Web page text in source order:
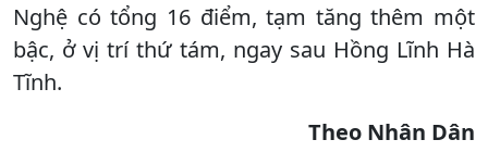
Nghệ có tổng 16 điểm, tạm tăng thêm một
bậc, ở vị trí thứ tám, ngay sau Hồng Lĩnh Hà
Tĩnh.
Theo Nhân Dân